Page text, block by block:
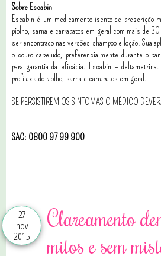
Sobre Escabin
Escabin é um medicamento isento de prescrição
piolho, sarna e carrapatos em geral com mais de
ser encontrado nas versões shampoo e loção. Sua
o couro cabeludo, preferencialmente durante o
para garantia da eficácia. Escabin –
profilaxia do piolho, sarna e carrapatos em geral.
SE PERSISTIREM OS SINTOMAS O MÉDICO
SAC: 0800 97 99 900
27
nov
2015
Clareamento
mitos e sem